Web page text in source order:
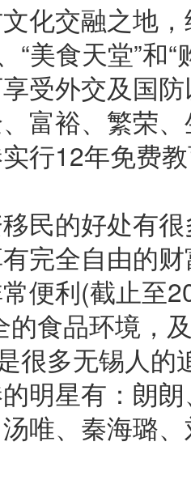
化交融之地
“美食天堂”和
受外交及国
富裕、繁荣
行12年免费
民的好处有
完全自由的
便利(截止至
的食品环境，
很多无锡人的
明星有：朗
唯、秦海璐